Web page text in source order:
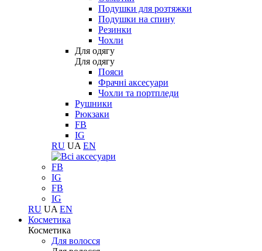
Подушки для розтяжки
Подушки на спину
Резинки
Чохли
Для одягу
Для одягу
Пояси
Фрачні аксесуари
Чохли та портпледи
Рушники
Рюкзаки
FB
IG
RU UA EN
FB
IG
FB
IG
RU UA EN
Косметика
Косметика
Для волосся